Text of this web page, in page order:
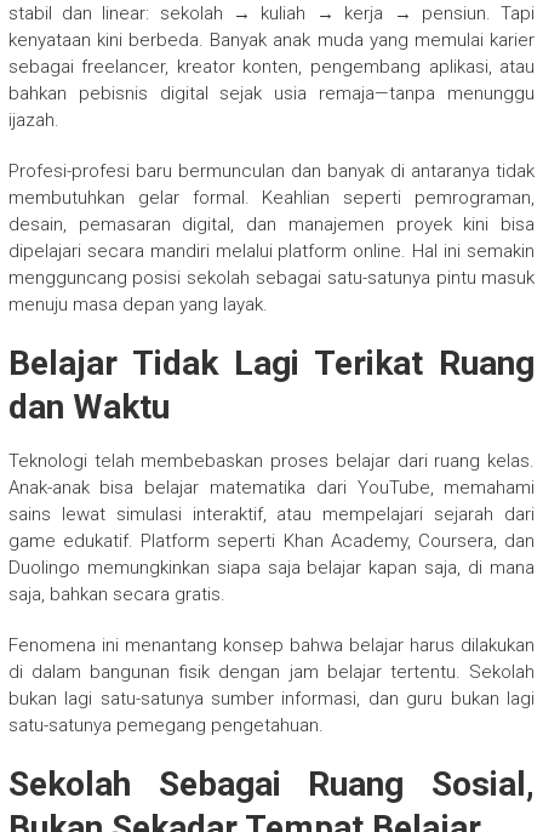
stabil dan linear: sekolah → kuliah → kerja → pensiun. Tapi
kenyataan kini berbeda. Banyak anak muda yang memulai karier
sebagai freelancer, kreator konten, pengembang aplikasi, atau
bahkan pebisnis digital sejak usia remaja—tanpa menunggu
ijazah.
Profesi-profesi baru bermunculan dan banyak di antaranya tidak
membutuhkan gelar formal. Keahlian seperti pemrograman,
desain, pemasaran digital, dan manajemen proyek kini bisa
dipelajari secara mandiri melalui platform online. Hal ini semakin
mengguncang posisi sekolah sebagai satu-satunya pintu masuk
menuju masa depan yang layak.
Belajar Tidak Lagi Terikat Ruang
dan Waktu
Teknologi telah membebaskan proses belajar dari ruang kelas.
Anak-anak bisa belajar matematika dari YouTube, memahami
sains lewat simulasi interaktif, atau mempelajari sejarah dari
game edukatif. Platform seperti Khan Academy, Coursera, dan
Duolingo memungkinkan siapa saja belajar kapan saja, di mana
saja, bahkan secara gratis.
Fenomena ini menantang konsep bahwa belajar harus dilakukan
di dalam bangunan fisik dengan jam belajar tertentu. Sekolah
bukan lagi satu-satunya sumber informasi, dan guru bukan lagi
satu-satunya pemegang pengetahuan.
Sekolah Sebagai Ruang Sosial,